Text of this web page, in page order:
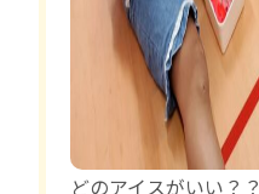
どのアイスがいい？？